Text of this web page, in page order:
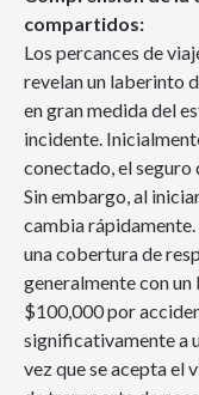
compartidos:
Los percances de
revelan un laberinto
en gran medida del
incidente.
conectado, el
Sin embargo, al
cambia
una cobertura de
generalmente con
$100,000 por
significativamente a
vez que se acepta el